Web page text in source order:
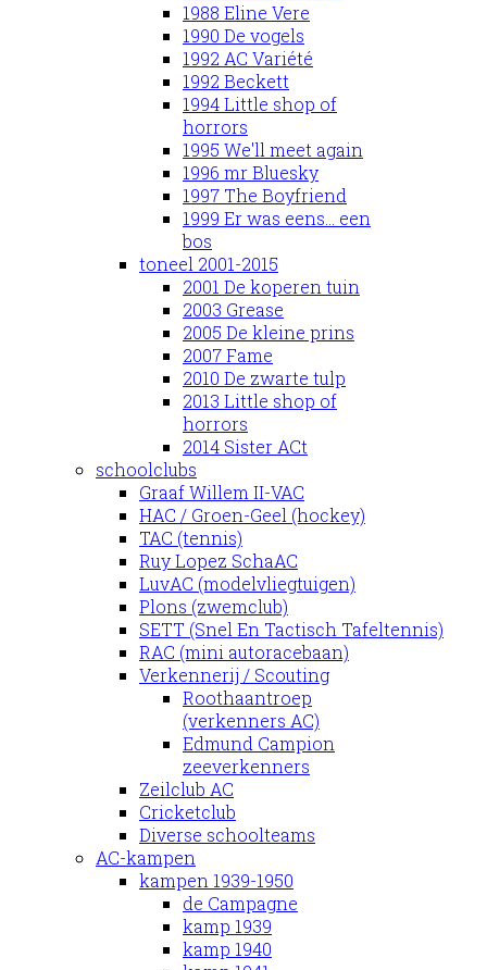
1988 Eline Vere
1990 De vogels
1992 AC Variété
1992 Beckett
1994 Little shop of
horrors
1995 We'll meet again
1996 mr Bluesky
1997 The Boyfriend
1999 Er was eens... een
bos
toneel 2001-2015
2001 De koperen tuin
2003 Grease
2005 De kleine prins
2007 Fame
2010 De zwarte tulp
2013 Little shop of
horrors
2014 Sister ACt
schoolclubs
Graaf Willem II-VAC
HAC / Groen-Geel (hockey)
TAC (tennis)
Ruy Lopez SchaAC
LuvAC (modelvliegtuigen)
Plons (zwemclub)
SETT (Snel En Tactisch Tafeltennis)
RAC (mini autoracebaan)
Verkennerij / Scouting
Roothaantroep
(verkenners AC)
Edmund Campion
zeeverkenners
Zeilclub AC
Cricketclub
Diverse schoolteams
AC-kampen
kampen 1939-1950
de Campagne
kamp 1939
kamp 1940